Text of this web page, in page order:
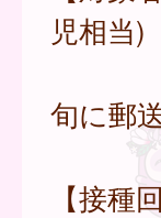
児相当)
通知
旬に郵
【接